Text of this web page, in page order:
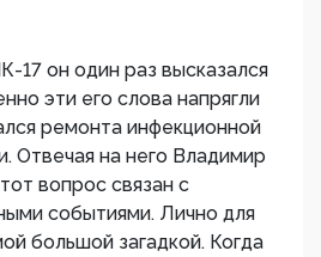
17 он один раз высказался
эти его слова напрягли
ремонта инфекционной
Отвечая на него Владимир
вопрос связан с
событиями. Лично для
большой загадкой. Когда